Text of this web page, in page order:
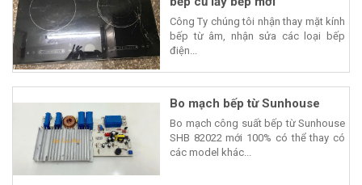
Công Ty chúng tôi nhận thay mặt kính
bếp từ âm, nhận sửa các loại bếp
điện...
Bo mạch bếp từ Sunhouse
Bo mạch công suất bếp từ Sunhouse
SHB 82022 mới 100% có thể thay có
các model khác...